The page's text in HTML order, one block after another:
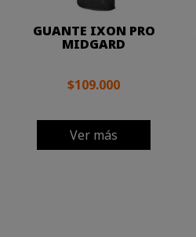
GUANTE IXON PRO
MIDGARD
$109.000
Ver más